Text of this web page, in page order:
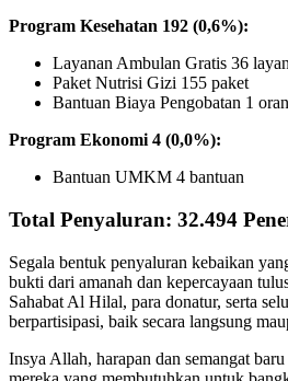
Program Kesehatan 192 (0,6%):
Layanan Ambulan Gratis 36
Paket Nutrisi Gizi 155 paket
Bantuan Biaya Pengobatan 1
Program Ekonomi 4 (0,0%):
Bantuan UMKM 4 bantuan
Total Penyaluran: 32.494
Segala bentuk penyaluran kebaikan
bukti dari amanah dan kepercayaan
Sahabat Al Hilal, para donatur, serta
berpartisipasi, baik secara langsung
Insya Allah, harapan dan semangat